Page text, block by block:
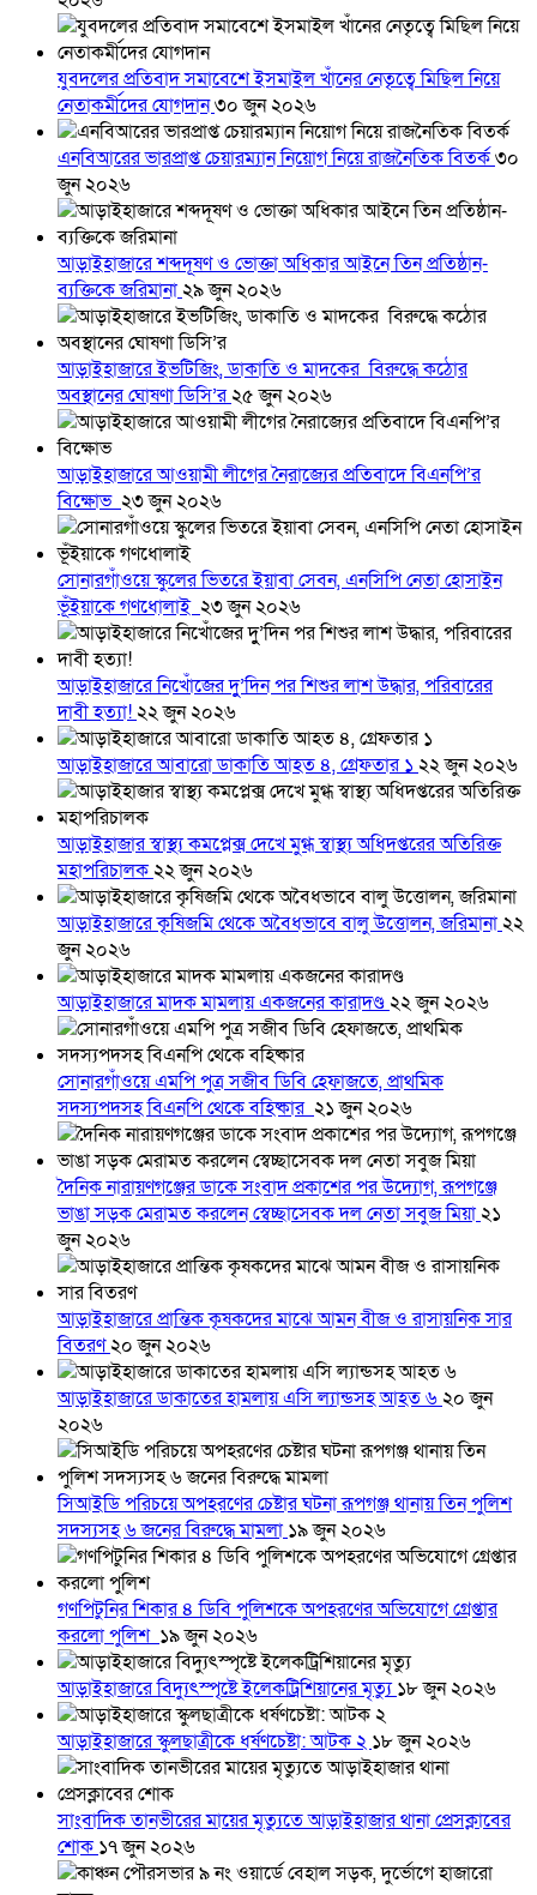
যুবদলের প্রতিবাদ সমাবেশে ইসমাইল খাঁনের নেতৃত্বে মিছিল নিয়ে
নেতাকর্মীদের যোগদান৩০ জুন ২০২৬
এনবিআরের ভারপ্রাপ্ত চেয়ারম্যান নিয়োগ নিয়ে রাজনৈতিক বিতর্ক৩০
জুন ২০২৬
আড়াইহাজারে শব্দদূষণ ও ভোক্তা অধিকার আইনে তিন প্রতিষ্ঠান-
ব্যক্তিকে জরিমানা২৯ জুন ২০২৬
আড়াইহাজারে ইভটিজিং, ডাকাতি ও মাদকের বিরুদ্ধে কঠোর
অবস্থানের ঘোষণা ডিসি’র২৫ জুন ২০২৬
আড়াইহাজারে আওয়ামী লীগের নৈরাজ্যের প্রতিবাদে বিএনপি’র
বিক্ষোভ ২৩ জুন ২০২৬
সোনারগাঁওয়ে স্কুলের ভিতরে ইয়াবা সেবন, এনসিপি নেতা হোসাইন
ভূঁইয়াকে গণধোলাই ২৩ জুন ২০২৬
আড়াইহাজারে নিখোঁজের দুু’দিন পর শিশুর লাশ উদ্ধার, পরিবারের
দাবী হত্যা!২২ জুন ২০২৬
আড়াইহাজারে আবারো ডাকাতি আহত ৪, গ্রেফতার ১ ২২ জুন ২০২৬
আড়াইহাজার স্বাস্থ্য কমপ্লেক্স দেখে মুগ্ধ স্বাস্থ্য অধিদপ্তরের অতিরিক্ত
মহাপরিচালক২২ জুন ২০২৬
আড়াইহাজারে কৃষিজমি থেকে অবৈধভাবে বালু উত্তোলন, জরিমানা২২
জুন ২০২৬
আড়াইহাজারে মাদক মামলায় একজনের কারাদণ্ড২২ জুন ২০২৬
সোনারগাঁওয়ে এমপি পুত্র সজীব ডিবি হেফাজতে, প্রাথমিক
সদস্যপদসহ বিএনপি থেকে বহিষ্কার ২১ জুন ২০২৬
দৈনিক নারায়ণগঞ্জের ডাকে সংবাদ প্রকাশের পর উদ্যোগ, রূপগঞ্জে
ভাঙা সড়ক মেরামত করলেন স্বেচ্ছাসেবক দল নেতা সবুজ মিয়া২১
জুন ২০২৬
আড়াইহাজারে প্রান্তিক কৃষকদের মাঝে আমন বীজ ও রাসায়নিক সার
বিতরণ২০ জুন ২০২৬
আড়াইহাজারে ডাকাতের হামলায় এসি ল্যান্ডসহ আহত ৬২০ জুন
২০২৬
সিআইডি পরিচয়ে অপহরণের চেষ্টার ঘটনা রূপগঞ্জ থানায় তিন পুলিশ
সদস্যসহ ৬ জনের বিরুদ্ধে মামলা ১৯ জুন ২০২৬
গণপিটুনির শিকার ৪ ডিবি পুলিশকে অপহরণের অভিযোগে গ্রেপ্তার
করলো পুলিশ ১৯ জুন ২০২৬
আড়াইহাজারে বিদ্যুৎস্পৃষ্টে ইলেকট্রিশিয়ানের মৃত্যু১৮ জুন ২০২৬
আড়াইহাজারে স্কুলছাত্রীকে ধর্ষণচেষ্টা: আটক ২ ১৮ জুন ২০২৬
সাংবাদিক তানভীরের মায়ের মৃত্যুতে আড়াইহাজার থানা প্রেসক্লাবের
শোক ১৭ জুন ২০২৬